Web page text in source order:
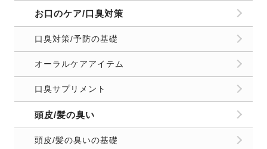
お口のケア/口臭対策
口臭対策/予防の基礎
オーラルケアアイテム
口臭サプリメント
頭皮/髪の臭い
頭皮/髪の臭いの基礎